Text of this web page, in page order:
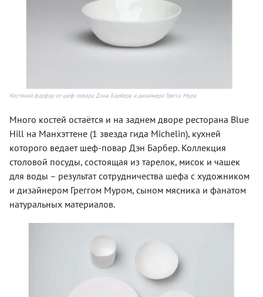
Костяной фарфор от шеф-повара Дэна Барбера и дизайнера Грегга Мура
Много костей остаётся и на заднем дворе ресторана Blue
Hill на Манхэттене (1 звезда гида Michelin), кухней
которого ведает шеф-повар Дэн Барбер. Коллекция
столовой посуды, состоящая из тарелок, мисок и чашек
для воды – результат сотрудничества шефа с художником
и дизайнером Греггом Муром, сыном мясника и фанатом
натуральных материалов.